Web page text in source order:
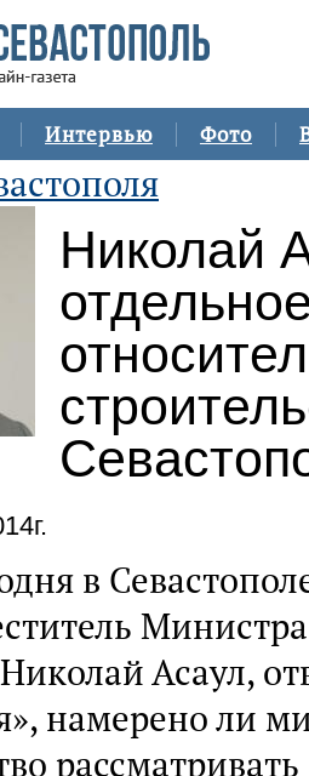
Интервью Фото
Николай
в
Асаул,
намерено ли